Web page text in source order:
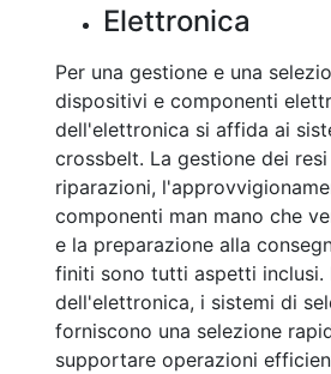
Elettronica
Per una gestione e una
dispositivi e componenti
dell'elettronica si affida ai
crossbelt. La gestione dei
riparazioni,
componenti man mano che
e la preparazione alla
finiti sono tutti aspetti inclusi.
dell'elettronica, i sistemi di
forniscono una selezione
supportare operazioni